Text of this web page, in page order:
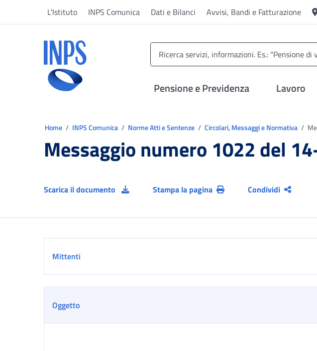
L'Istituto INPS Comunica Dati e Bilanci Avvisi, Bandi e Fatturazione
Pensione e Previdenza Lavoro
Home INPS Comunica Norme Atti e Sentenze Circolari, Messaggi e Normativa
Messaggio numero 1022 del
Scarica il documento Stampa la pagina Condividi
Mittenti
Oggetto